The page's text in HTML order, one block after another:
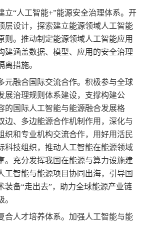
立“人工智能+”能源安全治理体系。开
层设计，探索建立能源领域人工智能
则。推动制定能源领域人工智能应用
建涵盖数据、模型、应用的安全治理
离措施。
元融合国际交流合作。积极参与全球
展治理规则体系建设，支撑构建公
的国际人工智能与能源融合发展格
边、多边能源合作机制作用，深化与
织和专业机构交流合作，用好用活民
科技组织，推动人工智能在能源领域
。充分发挥我国在能源与算力设施建
工智能与能源项目协同出海，引导国
装备“走出去”，助力全球能源产业链
合人才培养体系。加强人工智能与能